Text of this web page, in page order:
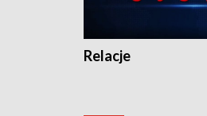
Relacje